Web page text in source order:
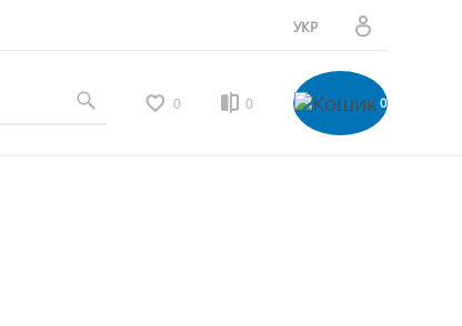
УКР
РУС
Особистий кабінет
0 0 0